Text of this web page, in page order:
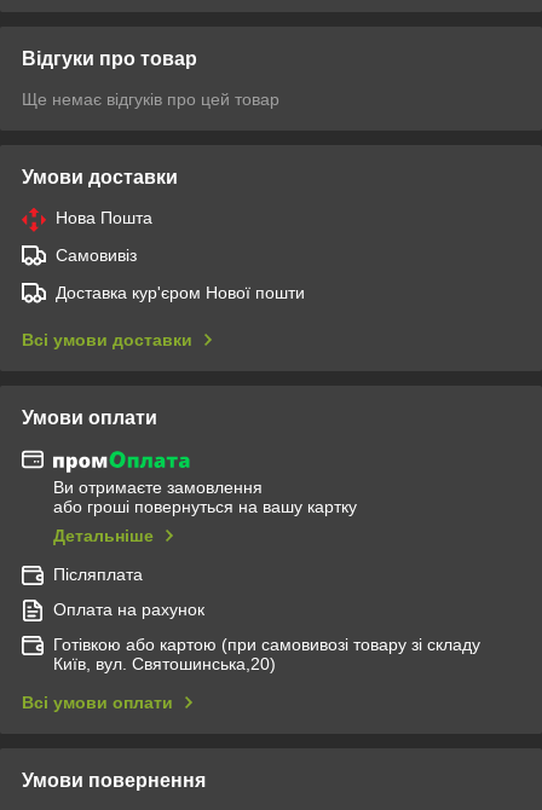
Відгуки про товар
Ще немає відгуків про цей товар
Умови доставки
Нова Пошта
Самовивіз
Доставка кур'єром Нової пошти
Всі умови доставки
Умови оплати
Ви отримаєте замовлення
або гроші повернуться на вашу картку
Детальніше
Післяплата
Оплата на рахунок
Готівкою або картою (при самовивозі товару зі складу
Київ, вул. Святошинська,20)
Всі умови оплати
Умови повернення